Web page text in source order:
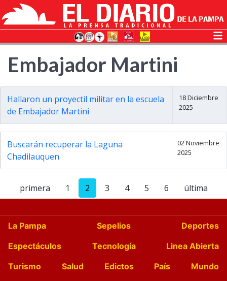
Embajador Martini
Hallaron un proyectil militar en la escuela
de Embajador Martini
18 Diciembre
2025
Buscarán recuperar la Laguna
Chadilauquen
02 Noviembre
2025
primera 1 2 3 4 5 6 última
La Pampa Sepelios
Deportes
Espectáculos
Tecnología
Linea Abierta
Turismo
Salud Edictos País
Mundo